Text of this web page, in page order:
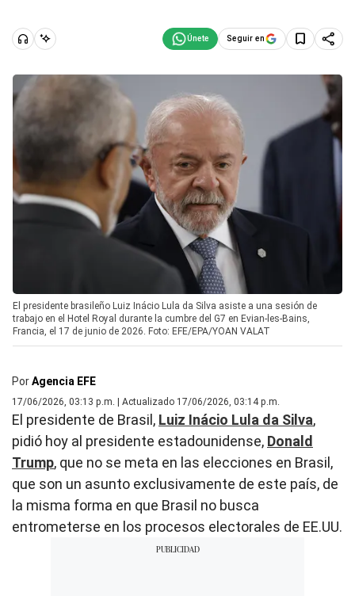
Seguir en
El presidente brasileño Luiz Inácio Lula da Silva asiste a una sesión de
trabajo en el Hotel Royal durante la cumbre del G7 en Evian-les-Bains,
Francia, el 17 de junio de 2026. Foto: EFE/EPA/YOAN VALAT
PorAgencia EFE
17/06/2026, 03:13 p.m. | Actualizado 17/06/2026, 03:14 p.m.
El presidente de Brasil, Luiz Inácio Lula da Silva,
pidió hoy al presidente estadounidense, Donald
Trump, que no se meta en las elecciones en Brasil,
que son un asunto exclusivamente de este país, de
la misma forma en que Brasil no busca
entrometerse en los procesos electorales de EE.UU.